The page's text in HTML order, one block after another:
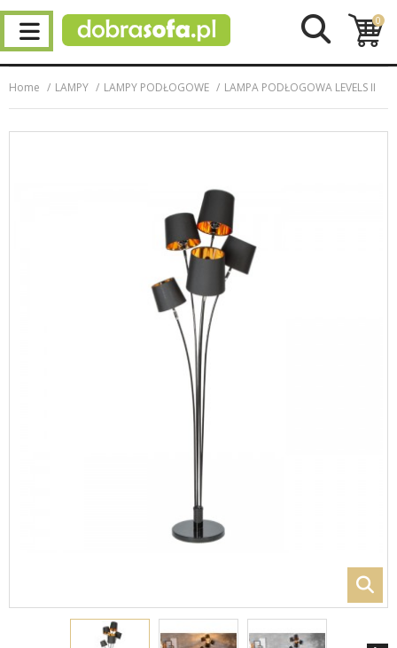
0
Home LAMPY LAMPY PODŁOGOWE LAMPA PODŁOGOWA LEVELS II